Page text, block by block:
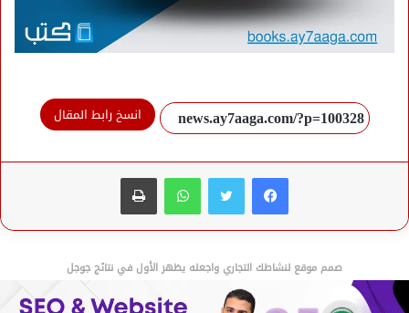
انسخ رابط المقال
فيسبوك واتساب
صمم موقع لنشاطك التجاري واجعله يظهر الأول في نتائج جوجل